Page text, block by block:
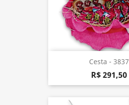
Cesta - 3837
R$ 291,50